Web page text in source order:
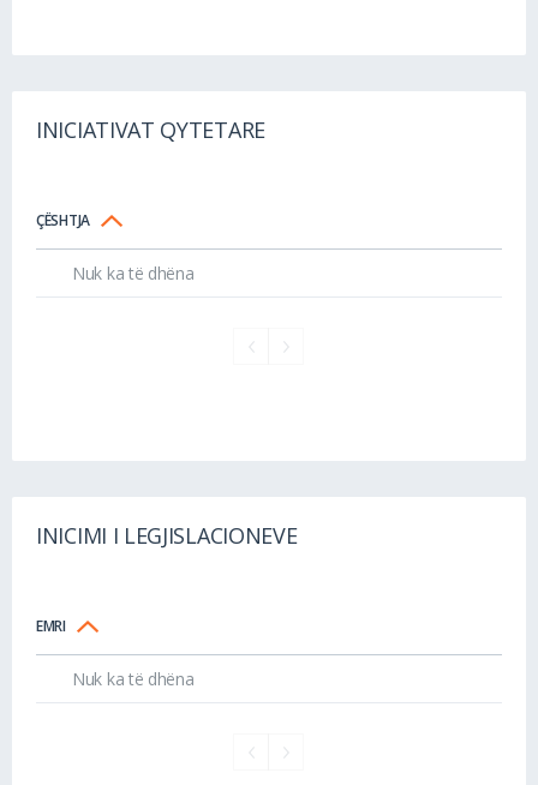
INICIATIVAT QYTETARE
ÇËSHTJA
Nuk ka të dhëna
INICIMI I LEGJISLACIONEVE
EMRI
Nuk ka të dhëna